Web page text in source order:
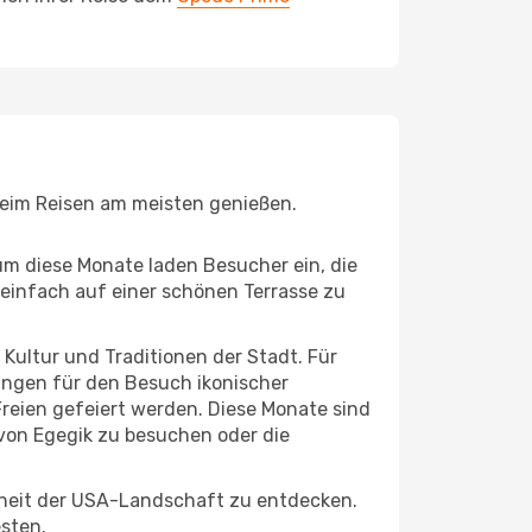
Reisen am meisten genießen.
diese Monate laden Besucher ein, die
auf einer schönen Terrasse zu
und Traditionen der Stadt. Für
für den Besuch ikonischer
gefeiert werden. Diese Monate sind
Egegik zu besuchen oder die
der USA-Landschaft zu entdecken.